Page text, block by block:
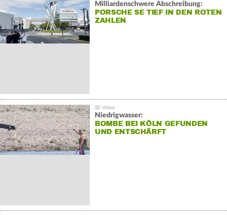
Milliardenschwere Abschreibung:
PORSCHE SE TIEF IN DEN ROTEN
ZAHLEN
Niedrigwasser:
BOMBE BEI KÖLN GEFUNDEN
UND ENTSCHÄRFT